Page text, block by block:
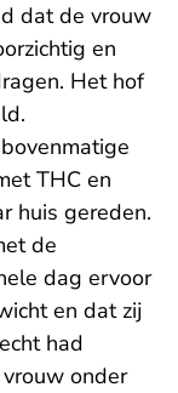
dat de vrouw
en
Het hof
THC en
huis gereden.
de
dag ervoor
en dat zij
had
onder